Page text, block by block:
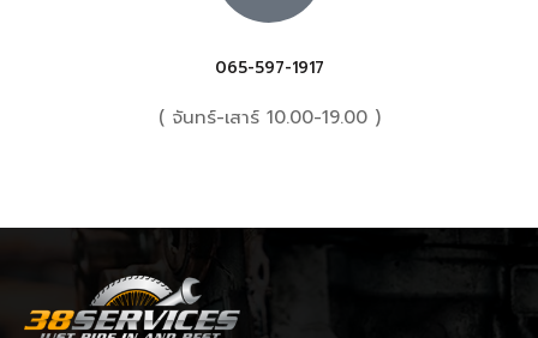
065-597-1917
( จันทร์-เสาร์ 10.00-19.00 )